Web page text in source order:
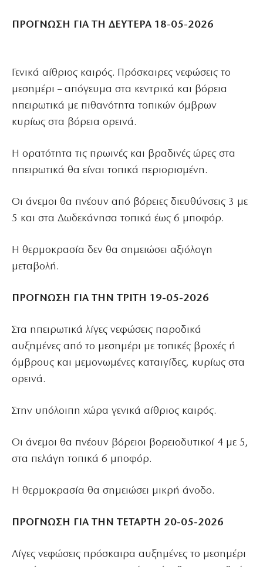
ΠΡΟΓΝΩΣΗ ΓΙΑ ΤΗ ΔΕΥΤΕΡΑ 18-05-2026
Γενικά αίθριος καιρός. Πρόσκαιρες νεφώσεις το
μεσημέρι – απόγευμα στα κεντρικά και βόρεια
ηπειρωτικά με πιθανότητα τοπικών όμβρων
κυρίως στα βόρεια ορεινά.
Η ορατότητα τις πρωινές και βραδινές ώρες στα
ηπειρωτικά θα είναι τοπικά περιορισμένη.
Οι άνεμοι θα πνέουν από βόρειες διευθύνσεις 3 με
5 και στα Δωδεκάνησα τοπικά έως 6 μποφόρ.
Η θερμοκρασία δεν θα σημειώσει αξιόλογη
μεταβολή.
ΠΡΟΓΝΩΣΗ ΓΙΑ ΤΗΝ ΤΡΙΤΗ 19-05-2026
Στα ηπειρωτικά λίγες νεφώσεις παροδικά
αυξημένες από το μεσημέρι με τοπικές βροχές ή
όμβρους και μεμονωμένες καταιγίδες, κυρίως στα
ορεινά.
Στην υπόλοιπη χώρα γενικά αίθριος καιρός.
Οι άνεμοι θα πνέουν βόρειοι βορειοδυτικοί 4 με 5,
στα πελάγη τοπικά 6 μποφόρ.
Η θερμοκρασία θα σημειώσει μικρή άνοδο.
ΠΡΟΓΝΩΣΗ ΓΙΑ ΤΗΝ ΤΕΤΑΡΤΗ 20-05-2026
Λίγες νεφώσεις πρόσκαιρα αυξημένες το μεσημέρι